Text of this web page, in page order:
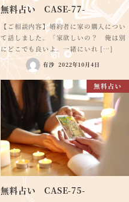
無料占い CASE-77-
【ご相談内容】婚約者に家の購入につい
て話しました。「家欲しいの？ 俺は別
にどこでも良いよ。一緒にいれ […]
有沙 2022年10月4日
無料占い
無料占い CASE-75-